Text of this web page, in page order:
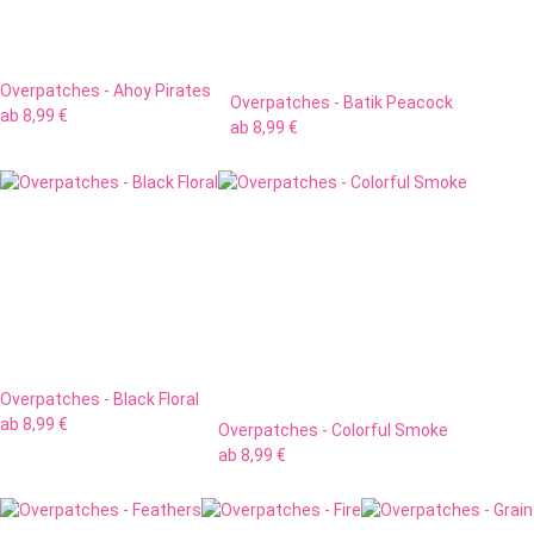
Overpatches - Ahoy Pirates
ab 8,99 €
Overpatches - Batik Peacock
ab 8,99 €
Overpatches - Black Floral
ab 8,99 €
Overpatches - Colorful Smoke
ab 8,99 €